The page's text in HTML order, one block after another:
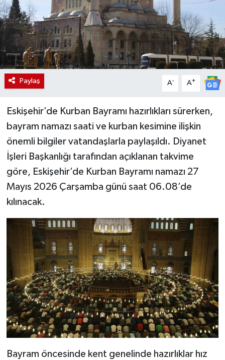
Paylaş A- A+
Eskişehir’de Kurban Bayramı hazırlıkları sürerken,
bayram namazı saati ve kurban kesimine ilişkin
önemli bilgiler vatandaşlarla paylaşıldı. Diyanet
İşleri Başkanlığı tarafından açıklanan takvime
göre, Eskişehir’de Kurban Bayramı namazı 27
Mayıs 2026 Çarşamba günü saat 06.08’de
kılınacak.
Bayram öncesinde kent genelinde hazırlıklar hız